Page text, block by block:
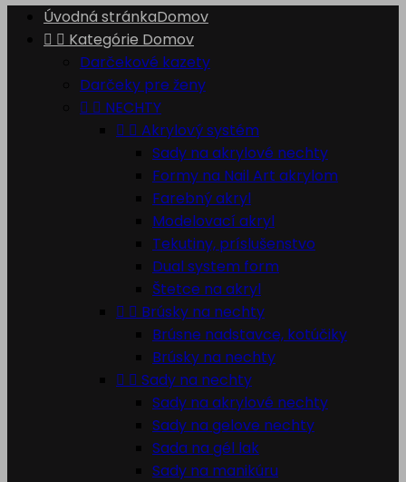
Úvodná stránkaDomov
  Kategórie Domov
Darčekové kazety
Darčeky pre ženy
  NECHTY
  Akrylový systém
Sady na akrylové nechty
Formy na Nail Art akrylom
Farebný akryl
Modelovací akryl
Tekutiny, príslušenstvo
Dual system form
Štetce na akryl
  Brúsky na nechty
Brúsne nadstavce, kotúčiky
Brúsky na nechty
  Sady na nechty
Sady na akrylové nechty
Sady na gelove nechty
Sada na gél lak
Sady na manikúru